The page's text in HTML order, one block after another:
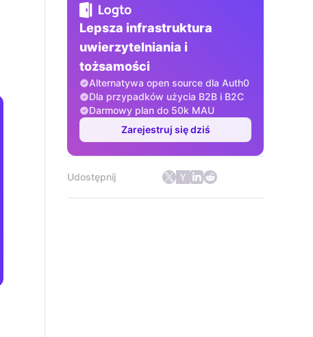
Lepsza infrastruktura
uwierzytelniania i
tożsamości
Alternatywa open source dla Auth0
Dla przypadków użycia B2B i B2C
Darmowy plan do 50k MAU
Zarejestruj się dziś
Udostępnij